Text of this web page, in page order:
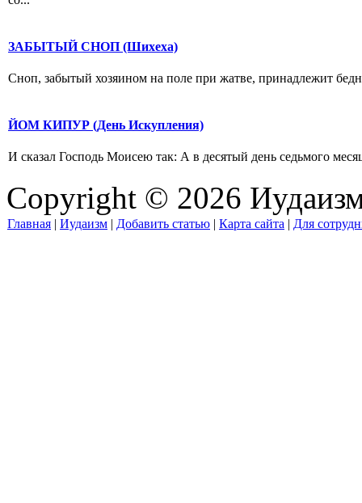
ЗАБЫТЫЙ СНОП (Шихеха)
Сноп, забытый хозяином на поле при жатве, принадлежит
ЙОМ КИПУР (День Искупления)
И сказал Господь Моисею так: А в десятый день седьмого
Copyright © 2026
Главная | Иудаизм | Добавить статью | Карта сайта | Для